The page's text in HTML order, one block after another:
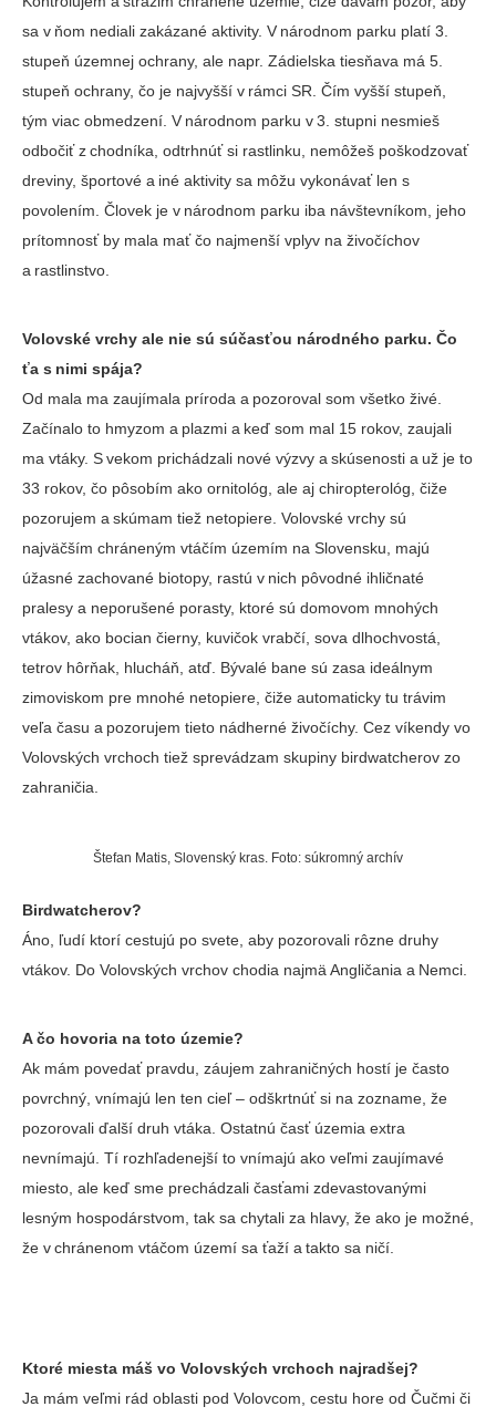
sa v ňom nediali zakázané aktivity. V národnom parku platí 3.
stupeň územnej ochrany, ale napr. Zádielska tiesňava má 5.
stupeň ochrany, čo je najvyšší v rámci SR. Čím vyšší stupeň,
tým viac obmedzení. V národnom parku v 3. stupni nesmieš
odbočiť z chodníka, odtrhnúť si rastlinku, nemôžeš poškodzovať
dreviny, športové a iné aktivity sa môžu vykonávať len s
povolením. Človek je v národnom parku iba návštevníkom, jeho
prítomnosť by mala mať čo najmenší vplyv na živočíchov
a rastlinstvo.
Volovské vrchy ale nie sú súčasťou národného parku. Čo
ťa s nimi spája?
Od mala ma zaujímala príroda a pozoroval som všetko živé.
Začínalo to hmyzom a plazmi a keď som mal 15 rokov, zaujali
ma vtáky. S vekom prichádzali nové výzvy a skúsenosti a už je to
33 rokov, čo pôsobím ako ornitológ, ale aj chiropterológ, čiže
pozorujem a skúmam tiež netopiere. Volovské vrchy sú
najväčším chráneným vtáčím územím na Slovensku, majú
úžasné zachované biotopy, rastú v nich pôvodné ihličnaté
pralesy a neporušené porasty, ktoré sú domovom mnohých
vtákov, ako bocian čierny, kuvičok vrabčí, sova dlhochvostá,
tetrov hôrňak, hlucháň, atď. Bývalé bane sú zasa ideálnym
zimoviskom pre mnohé netopiere, čiže automaticky tu trávim
veľa času a pozorujem tieto nádherné živočíchy. Cez víkendy vo
Volovských vrchoch tiež sprevádzam skupiny birdwatcherov zo
zahraničia.
Štefan Matis, Slovenský kras. Foto: súkromný archív
Birdwatcherov?
Áno, ľudí ktorí cestujú po svete, aby pozorovali rôzne druhy
vtákov. Do Volovských vrchov chodia najmä Angličania a Nemci.
A čo hovoria na toto územie?
Ak mám povedať pravdu, záujem zahraničných hostí je často
povrchný, vnímajú len ten cieľ – odškrtnúť si na zozname, že
pozorovali ďalší druh vtáka. Ostatnú časť územia extra
nevnímajú. Tí rozhľadenejší to vnímajú ako veľmi zaujímavé
miesto, ale keď sme prechádzali časťami zdevastovanými
lesným hospodárstvom, tak sa chytali za hlavy, že ako je možné,
že v chránenom vtáčom území sa ťaží a takto sa ničí.
Ktoré miesta máš vo Volovských vrchoch najradšej?
Ja mám veľmi rád oblasti pod Volovcom, cestu hore od Čučmi či